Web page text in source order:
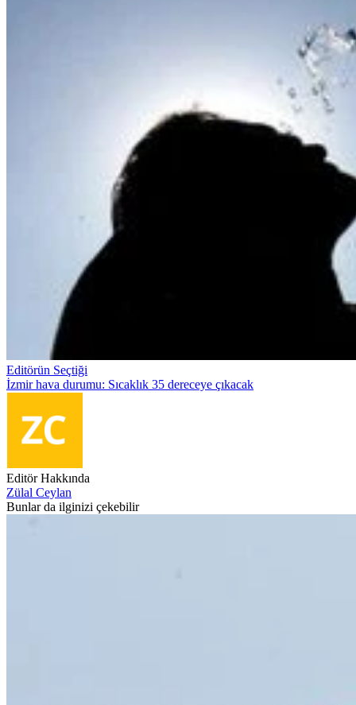
Editörün Seçtiği
İzmir hava durumu: Sıcaklık 35 dereceye çıkacak
Editör Hakkında
Zülal Ceylan
Bunlar da ilginizi çekebilir